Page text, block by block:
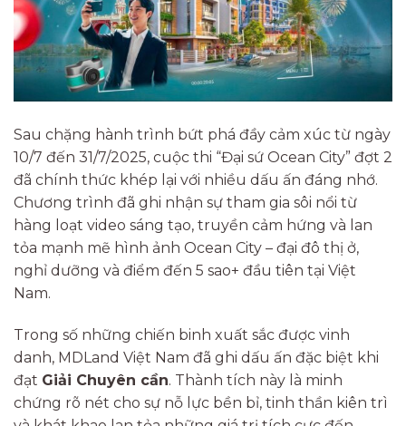
Sau chặng hành trình bứt phá đầy cảm xúc từ ngày
10/7 đến 31/7/2025, cuộc thi “Đại sứ Ocean City” đợt 2
đã chính thức khép lại với nhiều dấu ấn đáng nhớ.
Chương trình đã ghi nhận sự tham gia sôi nổi từ
hàng loạt video sáng tạo, truyền cảm hứng và lan
tỏa mạnh mẽ hình ảnh Ocean City – đại đô thị ở,
nghỉ dưỡng và điểm đến 5 sao+ đầu tiên tại Việt
Nam.
Trong số những chiến binh xuất sắc được vinh
danh, MDLand Việt Nam đã ghi dấu ấn đặc biệt khi
đạt Giải Chuyên cần. Thành tích này là minh
chứng rõ nét cho sự nỗ lực bền bỉ, tinh thần kiên trì